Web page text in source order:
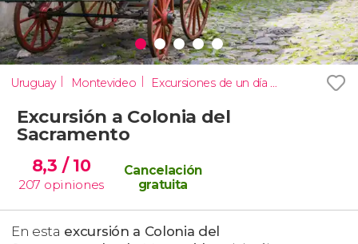
Uruguay Montevideo Excursiones de un día desde Montevideo
Excursión a Colonia del
Sacramento
8,3 / 10
207 opiniones
Cancelación
gratuita
En esta excursión a Colonia del